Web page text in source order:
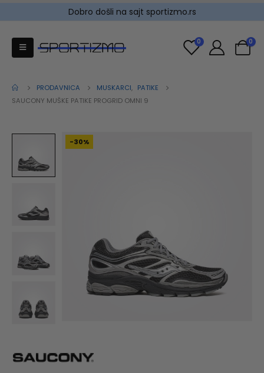
Dobro došli na sajt sportizmo.rs
0 0
PRODAVNICA MUSKARCI, PATIKE
SAUCONY MUŠKE PATIKE PROGRID OMNI 9
-30%